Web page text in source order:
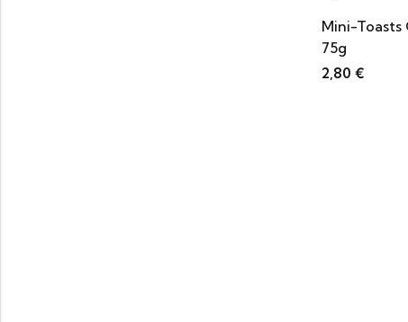
Mini-Toasts
75g
2,80 €